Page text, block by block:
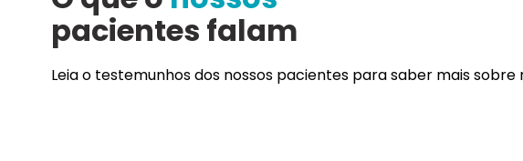
pacientes falam
Leia o testemunhos dos nossos pacientes para saber mais sobre